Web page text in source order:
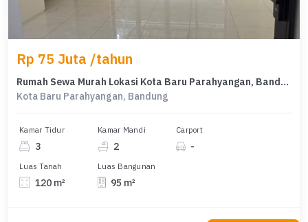
Rp 75 Juta /tahun
Rumah Sewa Murah Lokasi Kota Baru Parahyangan, Bandung, LB 95m²
Kota Baru Parahyangan, Bandung
Kamar Tidur
3
Kamar Mandi
2
Carport
-
Luas Tanah
120 m²
Luas Bangunan
95 m²